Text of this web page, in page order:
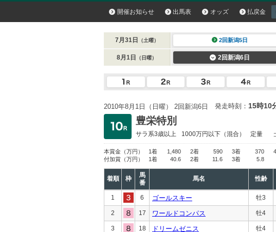
開催お知らせ 出馬表 オッズ 払戻金
7月31日 （土曜） 2回新潟5日
8月1日 （日曜） 2回新潟6日
2010年8月1日（日曜） 2回新潟6日 発走時刻： 15時10
豊栄特別
サラ系3歳以上 1000万円以下 （混合） 定量
本賞金 （万円） 1着 1,480 2着 590 3着 370
付加賞 （万円） 1着 40.6 2着 11.6 3着 5.8
着順 枠
馬
番
馬名 性齢
1 6 ゴールスキー 牡3
2 17 ワールドコンパス 牡4
3 18 ドリームゼニス 牡4